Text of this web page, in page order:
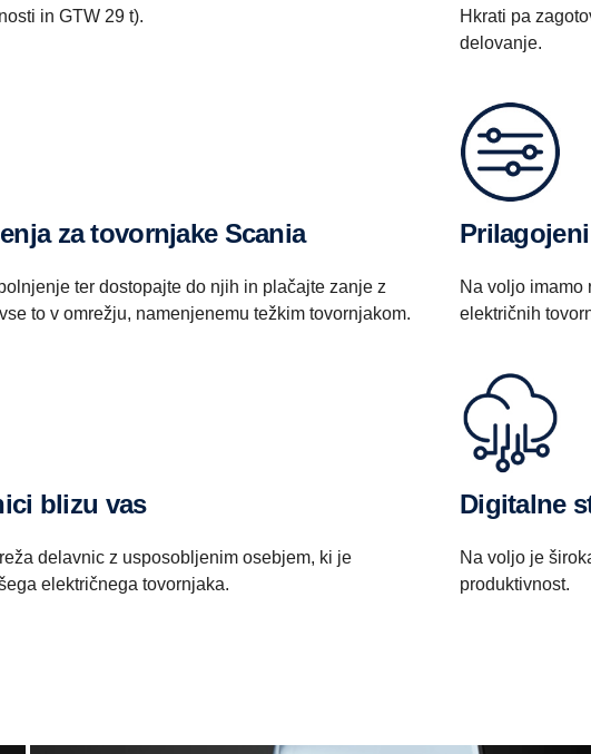
in GTW 29 t).
Hkrati pa
delovanje.
za tovornjake Scania
ter dostopajte do njih in plačajte zanje z
to v omrežju, namenjenemu težkim tovornjakom.
Na voljo imamo
električnih
blizu vas
delavnic z usposobljenim osebjem, ki je
električnega tovornjaka.
Digitalne
Na voljo je
produktivnost.